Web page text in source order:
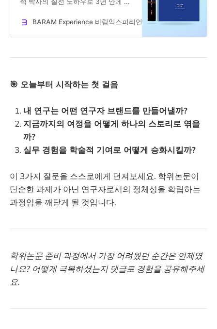
터 논문 작성까지 12가지 핵심 전략.
BARAM Experience 바람익스피리언스 Dr. Jooseok Oh
🎯 오늘부터 시작하는 첫 걸음
내 연구는 어떤 연구자 브랜드를 만들어낼까?
지금까지의 여정을 어떻게 하나의 스토리로 엮을
까?
실무 경험을 학술적 기여로 어떻게 승화시킬까?
이 3가지 질문을 스스로에게 던져보세요. 학위논문이
단순한 과제가 아닌 연구자로서의 정체성을 확립하는
과정임을 깨닫게 될 것입니다.
학위논문 준비 과정에서 가장 어려웠던 순간은 언제였
나요? 어떻게 극복하셨는지 댓글로 경험을 공유해주세
요.